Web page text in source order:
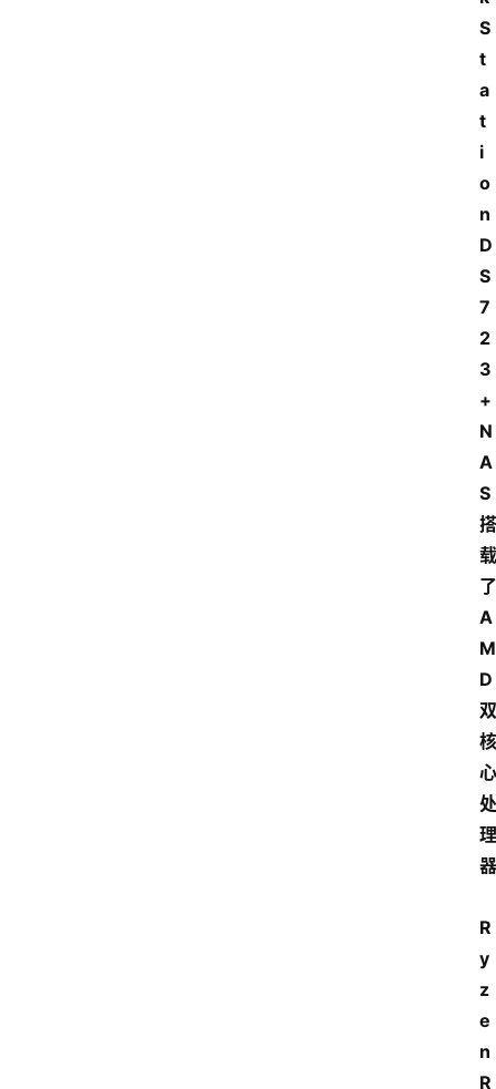
S
t
a
t
i
o
n
D
S
7
2
3
+
N
A
S
搭
载
了
A
M
D
双
核
心
处
理
器
R
y
z
e
n
R